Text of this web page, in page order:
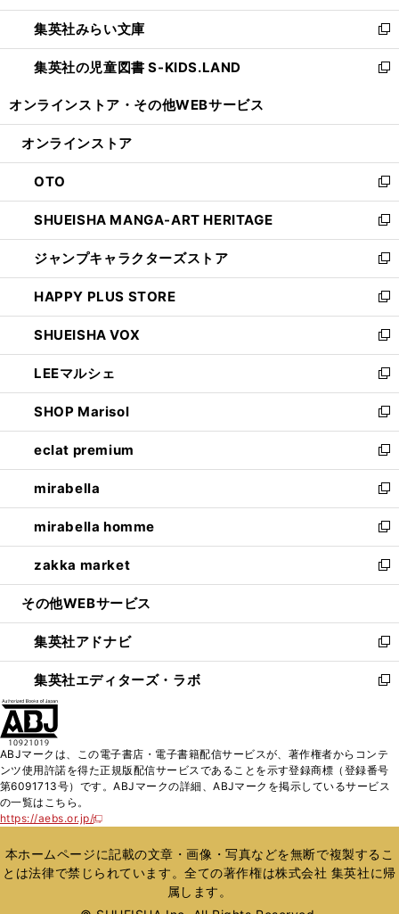
開
く
ウ
で
開
く
ン
ド
ウ
で
ウ
ィ
ン
ド
開
集英社みらい文庫
新
し
い
ン
ウ
で
開
く
集英社の児童図書 S-KIDS.LAND
新
ウ
ン
ド
ウ
で
開
く
オンラインストア・ その他WEBサービス
オンラインストア
OTO
新
し
い
ウ
ィ
ン
ド
ウ
で
開
く
SHUEISHA MANGA-ART HERITAGE
新
し
い
ウ
ィ
ン
ド
ウ
で
開
く
ジャンプキャラクターズストア
新
し
い
ウ
ィ
ン
ド
ウ
で
開
く
HAPPY PLUS STORE
新
し
い
ウ
ィ
ン
ド
ウ
で
開
く
SHUEISHA VOX
新
し
い
ウ
ィ
ン
ド
ウ
で
開
く
LEEマルシェ
新
し
い
ウ
ィ
ン
ド
ウ
で
開
く
SHOP Marisol
新
し
い
ウ
ィ
ン
ド
ウ
で
開
eclat premium
新
し
い
ウ
ィ
ン
ド
ウ
開
く
mirabella
新
し
い
ウ
ィ
ン
ウ
で
開
く
mirabella homme
新
し
い
ウ
ン
ド
ウ
で
zakka market
新
し
ウ
ィ
ン
ド
く
その他WEBサービス
集英社アドナビ
新
し
い
ド
ウ
で
集英社エディターズ・ラボ
新
ィ
ン
ド
開
く
ABJマークは、この電子書店・電子書籍配信サービスが、著作権者からコンテ
ンツ使用許諾を得た正規版配信サービスであることを示す登録商標（登録番号
第6091713号）です。ABJマークの詳細、ABJマークを掲示しているサービス
の一覧はこちら。
https://aebs.or.jp/
新
い
ウ
ィ
本ホームページに記載の文章・画像・写真などを無断で複製するこ
とは法律で禁じられています。全ての著作権は株式会社 集英社に帰
属します。